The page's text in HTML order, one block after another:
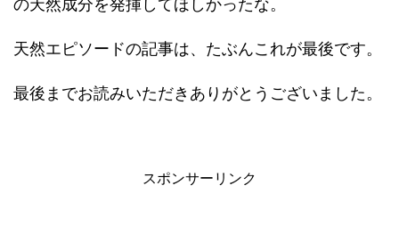
の天然成分を発揮してほしかったな。
天然エピソードの記事は、たぶんこれが最後です。
最後までお読みいただきありがとうございました。
スポンサーリンク